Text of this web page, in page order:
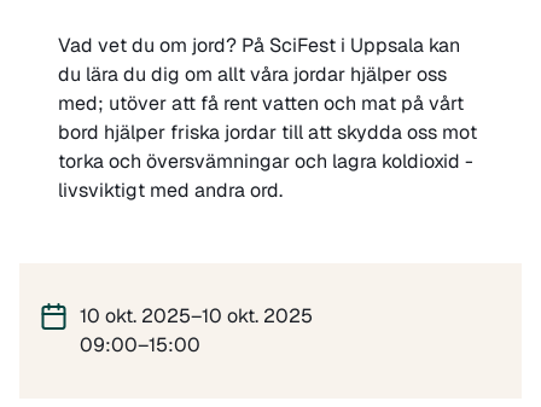
Vad vet du om jord? På SciFest i Uppsala kan
du lära du dig om allt våra jordar hjälper oss
med; utöver att få rent vatten och mat på vårt
bord hjälper friska jordar till att skydda oss mot
torka och översvämningar och lagra koldioxid -
livsviktigt med andra ord.
10 okt. 2025–10 okt. 2025
09:00–15:00